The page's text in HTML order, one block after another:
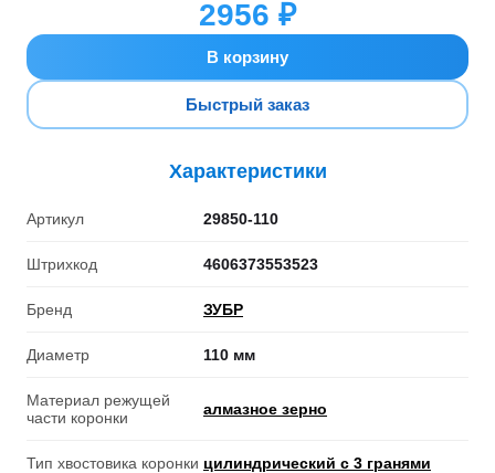
2956 ₽
В корзину
Быстрый заказ
Характеристики
Артикул 29850-110
Штрихкод 4606373553523
Бренд ЗУБР
Диаметр 110 мм
Материал режущей
части коронки
алмазное зерно
Тип хвостовика коронки цилиндрический с 3 гранями